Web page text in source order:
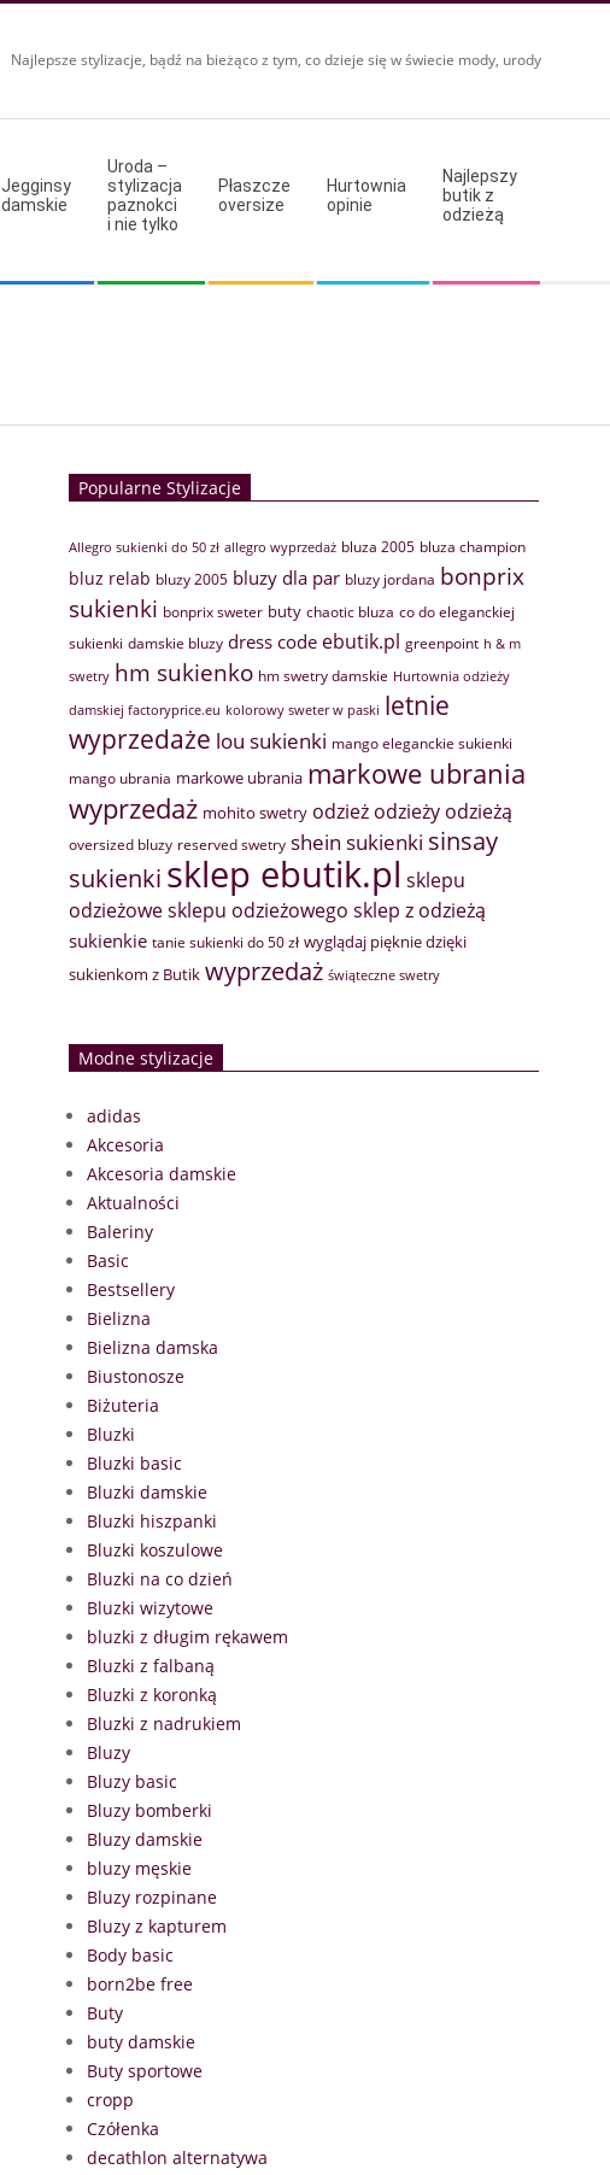
Najlepsze stylizacje, bądź na bieżąco z tym, co dzieje się w świecie mody, urody
Jegginsy
damskie
Uroda –
stylizacja
paznokci
i nie tylko
Płaszcze
oversize
Hurtownia
opinie
Najlepszy
butik z
odzieżą
Popularne Stylizacje
Allegro sukienki do 50 zł allegro wyprzedaż bluza 2005 bluza champion
bluz relab bluzy 2005 bluzy dla par bluzy jordana bonprix
sukienki bonprix sweter buty chaotic bluza co do eleganckiej
sukienki damskie bluzy dress code ebutik.pl greenpoint h & m
swetry hm sukienko hm swetry damskie Hurtownia odzieży
damskiej factoryprice.eu kolorowy sweter w paski letnie
wyprzedaże lou sukienki mango eleganckie sukienki
mango ubrania markowe ubrania markowe ubrania
wyprzedaż mohito swetry odzież odzieży odzieżą
oversized bluzy reserved swetry shein sukienki sinsay
sukienki sklep ebutik.pl sklepu
odzieżowesklepu odzieżowego sklep z odzieżą
sukienkie tanie sukienki do 50 zł wyglądaj pięknie dzięki
sukienkom z Butik wyprzedaż świąteczne swetry
Modne stylizacje
adidas
Akcesoria
Akcesoria damskie
Aktualności
Baleriny
Basic
Bestsellery
Bielizna
Bielizna damska
Biustonosze
Biżuteria
Bluzki
Bluzki basic
Bluzki damskie
Bluzki hiszpanki
Bluzki koszulowe
Bluzki na co dzień
Bluzki wizytowe
bluzki z długim rękawem
Bluzki z falbaną
Bluzki z koronką
Bluzki z nadrukiem
Bluzy
Bluzy basic
Bluzy bomberki
Bluzy damskie
bluzy męskie
Bluzy rozpinane
Bluzy z kapturem
Body basic
born2be free
Buty
buty damskie
Buty sportowe
cropp
Czółenka
decathlon alternatywa